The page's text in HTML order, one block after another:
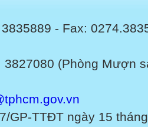
- Fax:
(Phòng Mượn sách
GP-TTĐT ngày 15